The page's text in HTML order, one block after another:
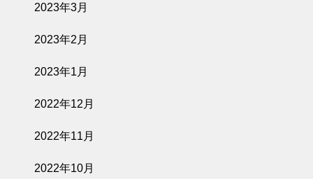
2023年3月
2023年2月
2023年1月
2022年12月
2022年11月
2022年10月